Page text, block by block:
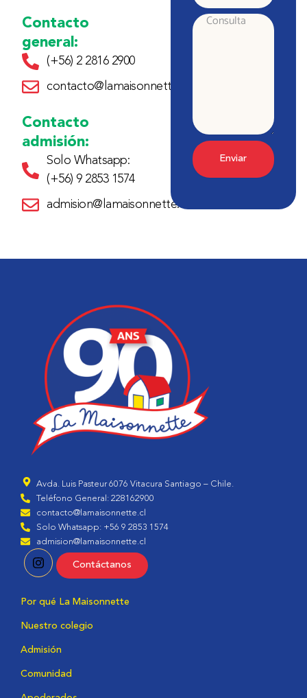
Contacto
general:
(+56) 2 2816 2900
contacto@lamaisonnette.cl
Contacto
admisión:
Solo Whatsapp:
(+56) 9 2853 1574
admision@lamaisonnette.cl
Consulta
Enviar
Avda. Luis Pasteur 6076 Vitacura Santiago – Chile.
Teléfono General: 228162900
contacto@lamaisonnette.cl
Solo Whatsapp: +56 9 2853 1574
admision@lamaisonnette.cl
Contáctanos
Por qué La Maisonnette
Nuestro colegio
Admisión
Comunidad